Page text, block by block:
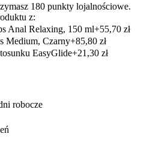
180 punkty lojalnościowe.
z:
Anal Relaxing, 150 ml+55,70 zł
Medium, Czarny+85,80 zł
EasyGlide+21,30 zł
robocze